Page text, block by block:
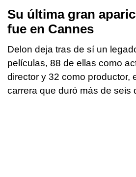
Su última gran
fue en Cannes
Delon deja tras de sí un
películas, 88 de ellas como
director y 32 como productor,
carrera que duró más de seis